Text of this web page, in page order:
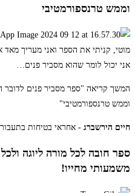
וממש טרנספורמטיבי
מוטי, קניתי את הספר ואני מעריך מאד
אני יכול לומר שהוא מסביר פנים…
המשך קריאה"ספר מסביר פנים לדובר
וממש טרנספורמטיבי"
חיים הירשברג- אחראי בטיחות
ספר חובה לכל מורה ליוגה
משמעותי מחייו!